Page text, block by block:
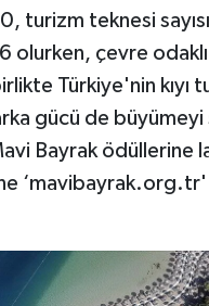
turizm teknesi
olurken, çevre
Türkiye'nin kıyı
gücü de
Bayrak ödüllerine